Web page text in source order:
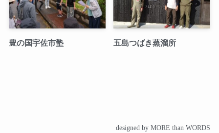
豊の国宇佐市塾 五島つばき蒸溜所
designed by MORE than WORDS